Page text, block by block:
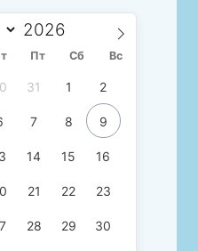
Пт Сб Вс
31 1 2
7 8 9
14 15 16
21 22 23
28 29 30